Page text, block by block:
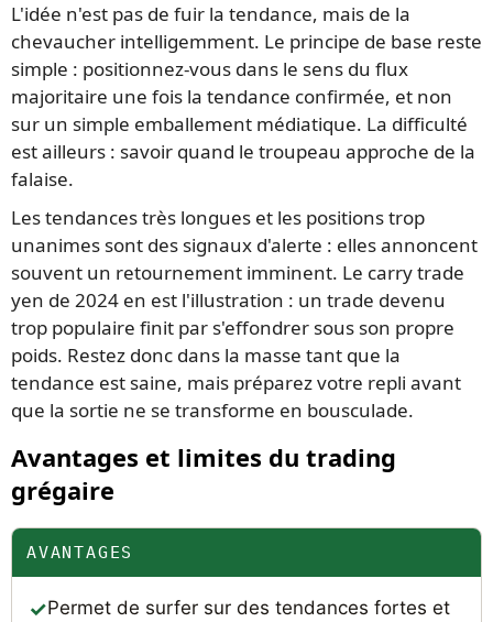
L'idée n'est pas de fuir la tendance, mais de la
chevaucher intelligemment. Le principe de base reste
simple : positionnez-vous dans le sens du flux
majoritaire une fois la tendance confirmée, et non
sur un simple emballement médiatique. La difficulté
est ailleurs : savoir quand le troupeau approche de la
falaise.
Les tendances très longues et les positions trop
unanimes sont des signaux d'alerte : elles annoncent
souvent un retournement imminent. Le carry trade
yen de 2024 en est l'illustration : un trade devenu
trop populaire finit par s'effondrer sous son propre
poids. Restez donc dans la masse tant que la
tendance est saine, mais préparez votre repli avant
que la sortie ne se transforme en bousculade.
Avantages et limites du trading
grégaire
AVANTAGES
Permet de surfer sur des tendances fortes et